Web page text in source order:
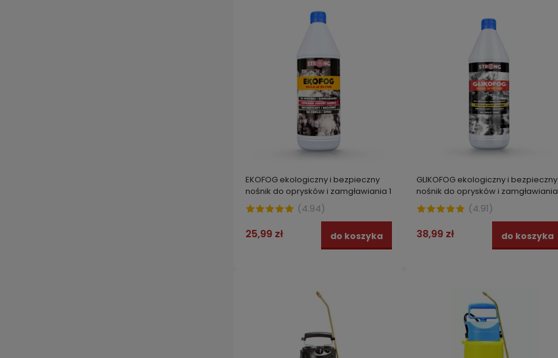
EKOFOG ekologiczny i bezpieczny
nośnik do oprysków i zamgławiania 1
(4.94)
25,99 zł do koszyka
GLIKOFOG ekologiczny i bezpieczny
nośnik do oprysków i zamgławiania
STRONG 1 l
(4.91)
38,99 zł do koszyka